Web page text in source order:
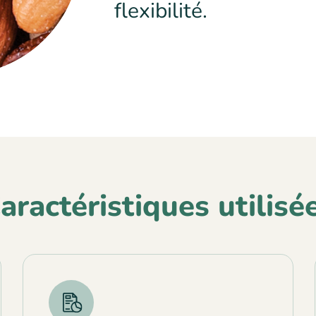
flexibilité.